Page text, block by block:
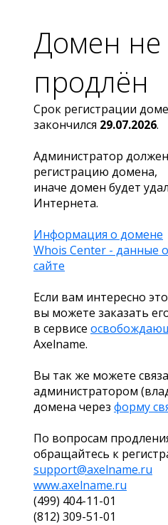
Домен не
продлён
Срок регистрации
закончился 29.07.2026.
Администратор
регистрацию домена,
иначе домен будет
Интернета.
Информация о домене
Whois Center - данные
сайте
Если вам интересно
вы можете заказать
в сервисе
Axelname.
Вы так же можете
администратором
домена через форму
По вопросам
обращайтесь к
support@axelname.ru
www.axelname.ru
(499) 404-11-01
(812) 309-51-01